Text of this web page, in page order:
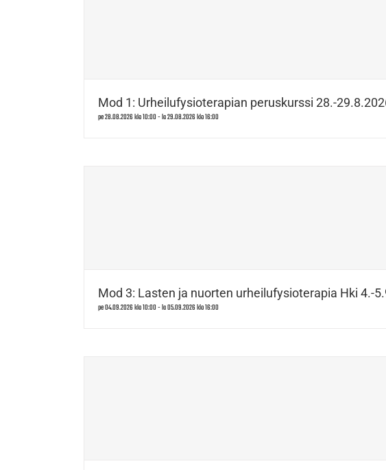
Mod 1: Urheilufysioterapian peruskurssi 28.-
pe 28.08.2026 klo 10:00-la 29.08.2026 klo 16:00
Mod 3: Lasten ja nuorten urheilufysioterapia Hki 4.-
pe 04.09.2026 klo 10:00-la 05.09.2026 klo 16:00